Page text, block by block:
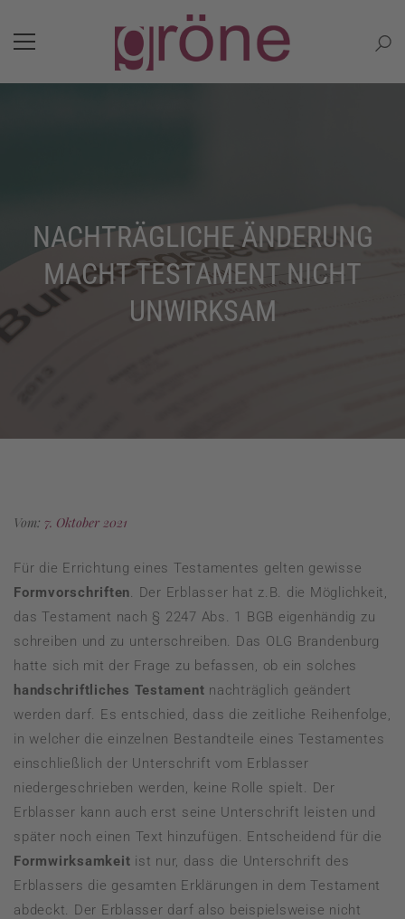
NACHTRÄGLICHE ÄNDERUNG
MACHT TESTAMENT NICHT
UNWIRKSAM
Vom: 7. Oktober 2021
Für die Errichtung eines Testamentes gelten gewisse
Formvorschriften. Der Erblasser hat z.B. die Möglichkeit,
das Testament nach § 2247 Abs. 1 BGB eigenhändig zu
schreiben und zu unterschreiben. Das OLG Brandenburg
hatte sich mit der Frage zu befassen, ob ein solches
handschriftliches Testament nachträglich geändert
werden darf. Es entschied, dass die zeitliche Reihenfolge,
in welcher die einzelnen Bestandteile eines Testamentes
einschließlich der Unterschrift vom Erblasser
niedergeschrieben werden, keine Rolle spielt. Der
Erblasser kann auch erst seine Unterschrift leisten und
später noch einen Text hinzufügen. Entscheidend für die
Formwirksamkeit ist nur, dass die Unterschrift des
Erblassers die gesamten Erklärungen in dem Testament
abdeckt. Der Erblasser darf also beispielsweise nicht